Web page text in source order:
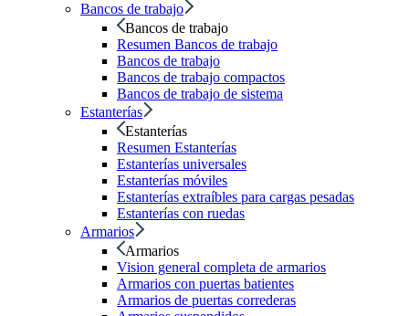
Bancos de trabajo
Bancos de trabajo
Resumen Bancos de trabajo
Bancos de trabajo
Bancos de trabajo compactos
Bancos de trabajo de sistema
Estanterías
Estanterías
Resumen Estanterías
Estanterías universales
Estanterías móviles
Estanterías extraíbles para cargas pesadas
Estanterías con ruedas
Armarios
Armarios
Vision general completa de armarios
Armarios con puertas batientes
Armarios de puertas correderas